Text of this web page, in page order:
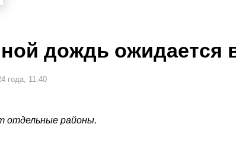
дождь ожидается
года, 11:40
отдельные районы.